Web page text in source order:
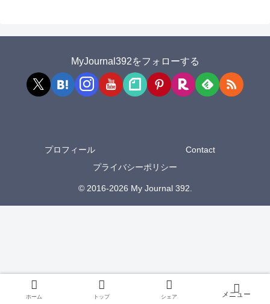
MyJournal392をフォローする
プロフィール
Contact
プライバシーポリシー
© 2016-2026 My Journal 392.
ホーム トップ シェア